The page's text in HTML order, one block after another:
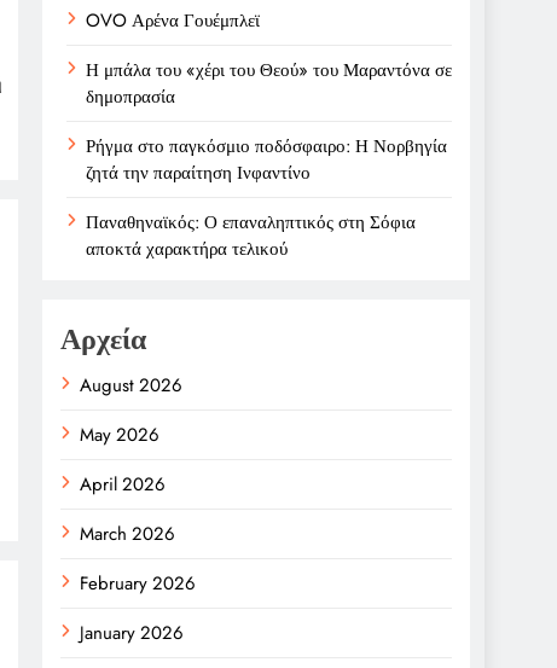
OVO Αρένα Γουέμπλεϊ
Η μπάλα του «χέρι του Θεού» του Μαραντόνα σε
δημοπρασία
Ρήγμα στο παγκόσμιο ποδόσφαιρο: Η Νορβηγία
ζητά την παραίτηση Ινφαντίνο
Παναθηναϊκός: Ο επαναληπτικός στη Σόφια
αποκτά χαρακτήρα τελικού
Αρχεία
August 2026
May 2026
April 2026
March 2026
February 2026
January 2026